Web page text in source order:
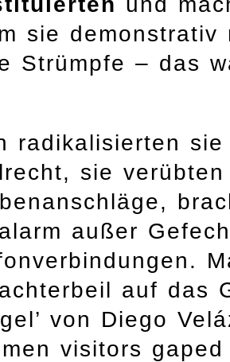
sie demonstrativ
Strümpfe – das
radikalisierten
sie
außer
auf das
von Diego
visitors